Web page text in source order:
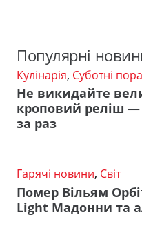
Популярні
Кулінарія, Суботні
Не викидайте
кроповий реліш —
за раз
Гарячі новини, Світ
Помер Вільям
Light Мадонни та